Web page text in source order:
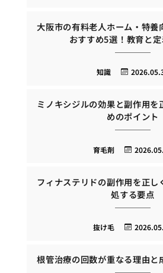
大阪市の有料老人ホーム・特養
おすすめ5選！教育と
知識
ミノキシジルの効果と副作用を
めのポイント
育毛剤
フィナステリドの副作用を正し
処する要点
抜け毛
根管治療の回数が重なる理由と